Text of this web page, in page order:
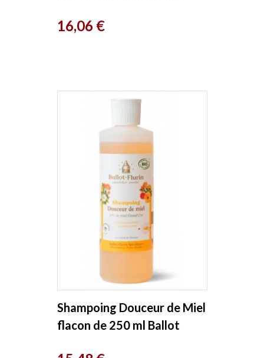
50ml...
Prix
16,06 €
Shampoing Douceur de Miel
flacon de 250 ml Ballot